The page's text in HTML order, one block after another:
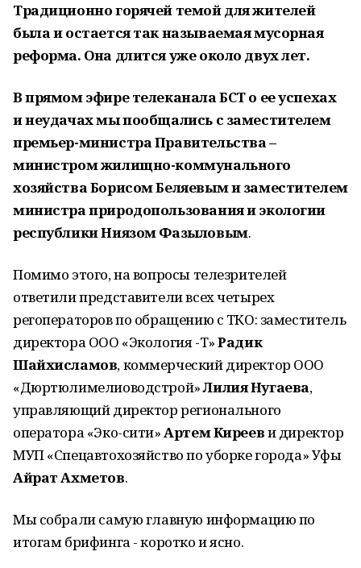
Традиционно горячей темой для жителей
была и остается так называемая мусорная
реформа. Она длится уже около двух лет.
В прямом эфире телеканала БСТ о ее успехах
и неудачах мы пообщались с заместителем
премьер-министра Правительства –
министром жилищно-коммунального
хозяйства Борисом Беляевым и заместителем
министра природопользования и экологии
республики Ниязом Фазыловым.
Помимо этого, на вопросы телезрителей
ответили представители всех четырех
регоператоров по обращению с ТКО: заместитель
директора ООО «Экология -Т»Радик
Шайхисламов, коммерческий директор ООО
«Дюртюлимелиоводстрой»Лилия Нугаева,
управляющий директор регионального
оператора «Эко-сити»Артем Кирееви директор
МУП «Спецавтохозяйство по уборке города» Уфы
Айрат Ахметов.
Мы собрали самую главную информацию по
итогам брифинга - коротко и ясно.